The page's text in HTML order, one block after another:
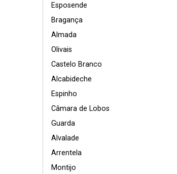
Esposende
Bragança
Almada
Olivais
Castelo Branco
Alcabideche
Espinho
Câmara de Lobos
Guarda
Alvalade
Arrentela
Montijo